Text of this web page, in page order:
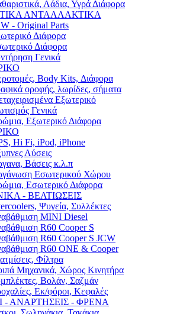
Λάδια, Υγρά Διάφορα
ΑΝΤΑΛΛΑΚΤΙΚΑ
- Original Parts
Διάφορα
Διάφορα
Γενικά
Body Kits, Διάφορα
οροφής, λωρίδες, σήματα
Εξωτερικό
Γενικά
Εξωτερικό Διάφορα
Hi Fi, iPod, iPhone
Λύσεις
Βάσεις κ.λ.π
Εσωτερικού Χώρου
Εσωτερικό Διάφορα
- ΒΕΛΤΙΩΣΕΙΣ
Ψυγεία, Συλλέκτες
MINI Diesel
R60 Cooper S
R60 Cooper S JCW
R60 ONE & Cooper
Φίλτρα
Μηχανικά, Χώρος Κινητήρα
Βολάν, Σαζμάν
Εκ/φόροι, Κεφαλές
- ΑΝΑΡΤΗΣΕΙΣ - ΦΡΕΝΑ